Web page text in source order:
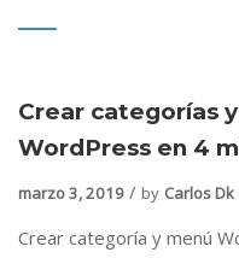
Crear categorías
WordPress en 4
marzo 3, 2019 by Carlos Dk
Crear categoría y menú